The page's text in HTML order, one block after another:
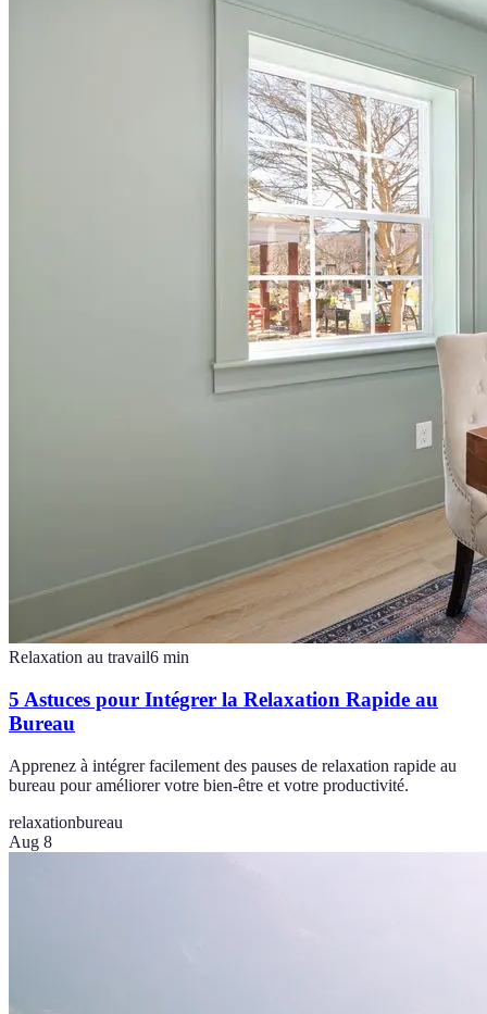
Relaxation au travail6 min
5 Astuces pour Intégrer la Relaxation Rapide au
Bureau
Apprenez à intégrer facilement des pauses de relaxation rapide au
bureau pour améliorer votre bien-être et votre productivité.
relaxationbureau
Aug 8